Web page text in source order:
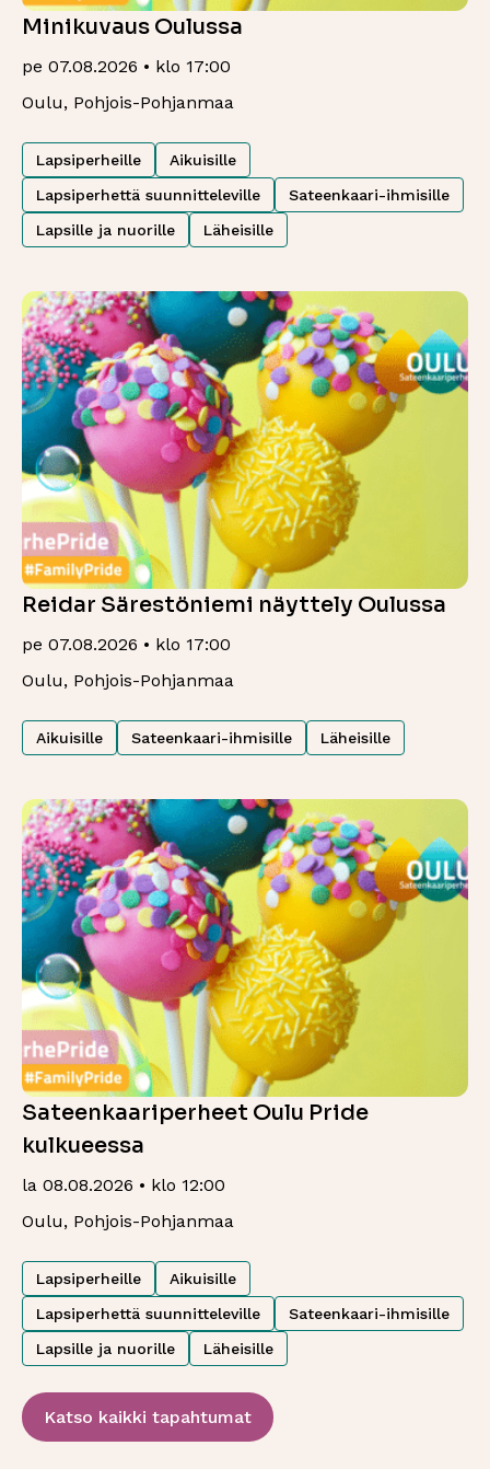
Minikuvaus Oulussa
pe 07.08.2026 • klo 17:00
Oulu, Pohjois-Pohjanmaa
Lapsiperheille
Aikuisille
Lapsiperhettä suunnitteleville
Sateenkaari-ihmisille
Lapsille ja nuorille
Läheisille
Reidar Särestöniemi näyttely Oulussa
pe 07.08.2026 • klo 17:00
Oulu, Pohjois-Pohjanmaa
Aikuisille Sateenkaari-ihmisille Läheisille
Sateenkaariperheet Oulu Pride
kulkueessa
la 08.08.2026 • klo 12:00
Oulu, Pohjois-Pohjanmaa
Lapsiperheille
Aikuisille
Lapsiperhettä suunnitteleville
Sateenkaari-ihmisille
Lapsille ja nuorille
Läheisille
Katso kaikki tapahtumat